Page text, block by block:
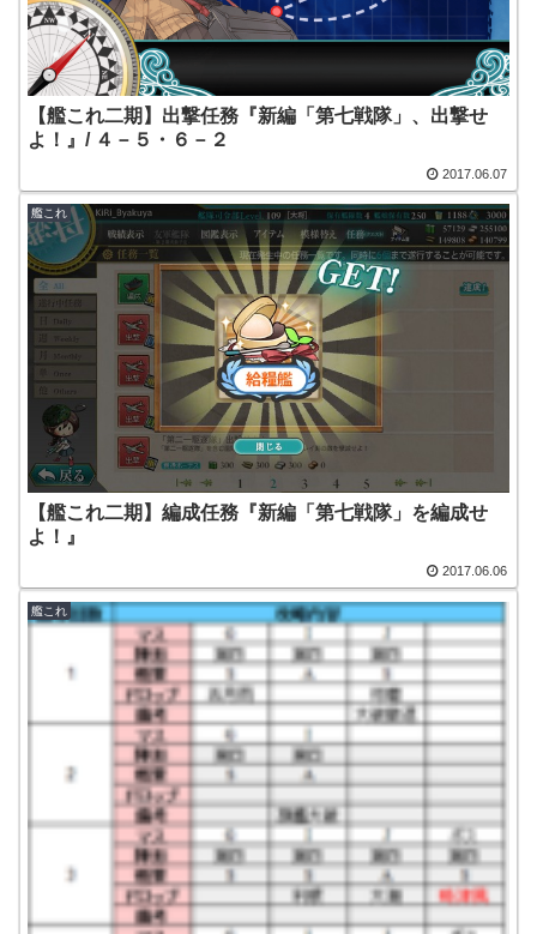
【艦これ二期】出撃任務『新編「第七戦隊」、出撃せ
よ！』/ ４－５・６－２
2017.06.07
艦これ
【艦これ二期】編成任務『新編「第七戦隊」を編成せ
よ！』
2017.06.06
艦これ